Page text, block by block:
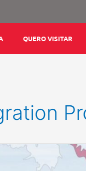
QUERO VISITAR